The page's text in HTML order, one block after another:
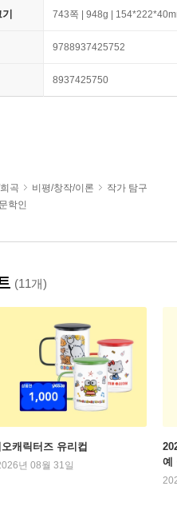
743쪽 | 948g |
9788937425752
8937425750
곡 비평/창작/이론
작가 탐구
문학인
(11개)
캐릭터즈 유리컵
년 08월 31일
예